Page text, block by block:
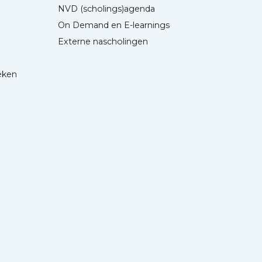
NVD (scholings)agenda
On Demand en E-learnings
Externe nascholingen